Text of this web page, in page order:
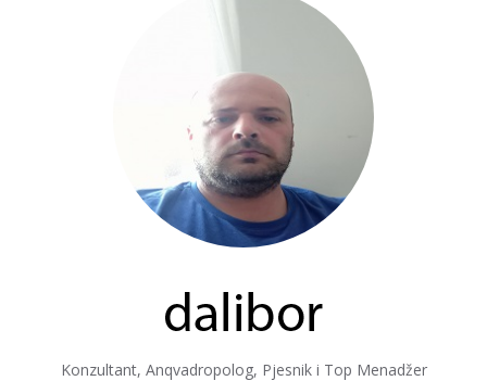
Konzultant, Anqvadropolog, Pjesnik i Top Menadžer